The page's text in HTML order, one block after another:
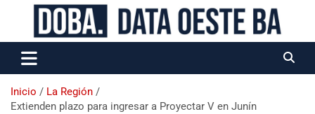
Data Oeste BA
Inicio
La Región
Extienden plazo para ingresar a Proyectar V en Junín